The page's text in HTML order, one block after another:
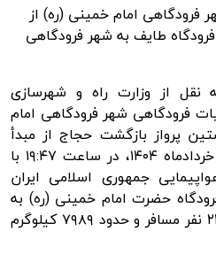
فرودگاهی امام خمینی (ره) از
طایف به شهر فرودگاهی
نقل از وزارت راه و شهرسازی
فرودگاهی شهر فرودگاهی امام
پرواز بازگشت حجاج از مبدأ
شهر طایف شب گذشته، ۲۱ خردادماه ۱۴۰۴، در ساعت ۱۹:۴۷ با
۱۶۵۵ شرکت هواپیمایی جمهوری اسلامی ایران
فرودگاه حضرت امام خمینی (ره) به
زمین نشست. این پرواز با ۲۴۰ نفر مسافر و حدود ۷۹۸۹ کیلوگرم